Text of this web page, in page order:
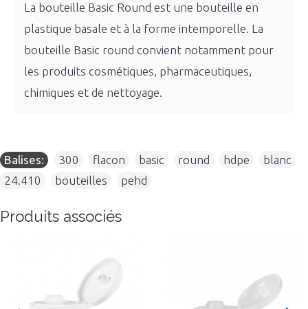
La bouteille Basic Round est une bouteille en
plastique basale et à la forme intemporelle. La
bouteille Basic round convient notamment pour
les produits cosmétiques, pharmaceutiques,
chimiques et de nettoyage.
Balises: 300 flacon basic round hdpe blanc
24.410
bouteilles pehd
Produits associés